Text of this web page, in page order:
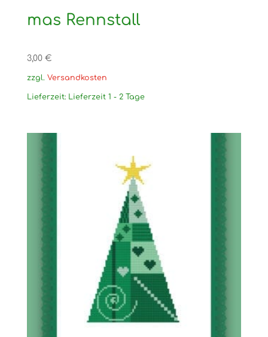
mas Rennstall
3,00 €
zzgl. Versandkosten
Lieferzeit: Lieferzeit 1 - 2 Tage